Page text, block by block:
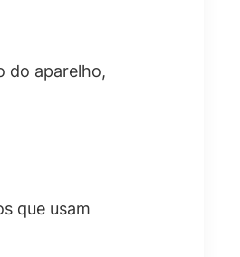
do aparelho,
que usam